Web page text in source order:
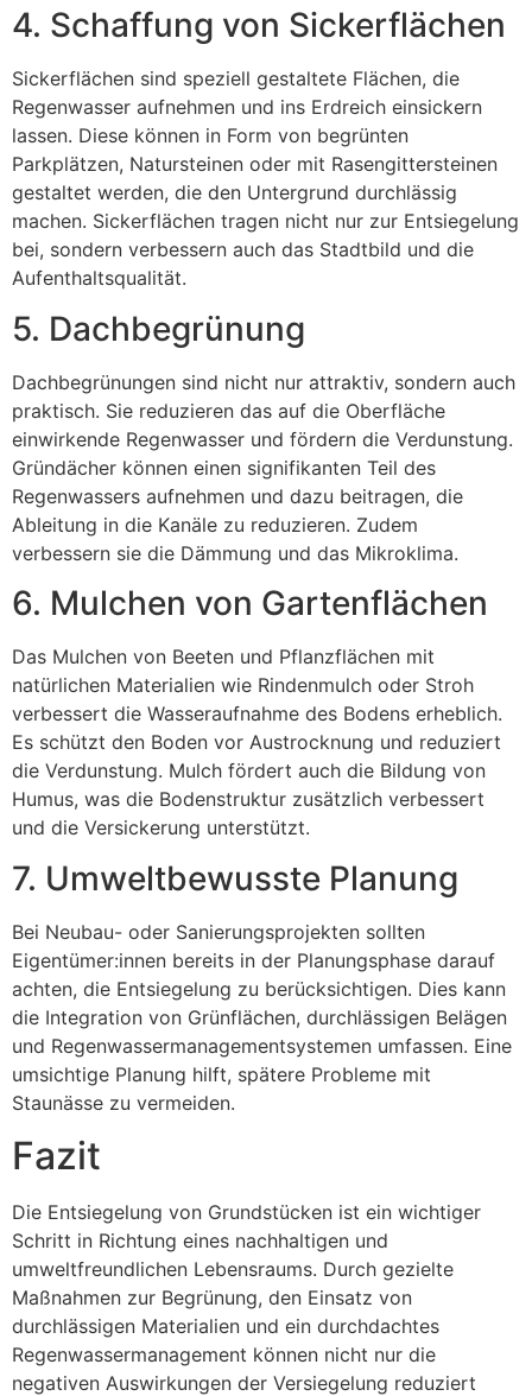
4. Schaffung von Sickerflächen
Sickerflächen sind speziell gestaltete Flächen, die
Regenwasser aufnehmen und ins Erdreich einsickern
lassen. Diese können in Form von begrünten
Parkplätzen, Natursteinen oder mit Rasengittersteinen
gestaltet werden, die den Untergrund durchlässig
machen. Sickerflächen tragen nicht nur zur Entsiegelung
bei, sondern verbessern auch das Stadtbild und die
Aufenthaltsqualität.
5. Dachbegrünung
Dachbegrünungen sind nicht nur attraktiv, sondern auch
praktisch. Sie reduzieren das auf die Oberfläche
einwirkende Regenwasser und fördern die Verdunstung.
Gründächer können einen signifikanten Teil des
Regenwassers aufnehmen und dazu beitragen, die
Ableitung in die Kanäle zu reduzieren. Zudem
verbessern sie die Dämmung und das Mikroklima.
6. Mulchen von Gartenflächen
Das Mulchen von Beeten und Pflanzflächen mit
natürlichen Materialien wie Rindenmulch oder Stroh
verbessert die Wasseraufnahme des Bodens erheblich.
Es schützt den Boden vor Austrocknung und reduziert
die Verdunstung. Mulch fördert auch die Bildung von
Humus, was die Bodenstruktur zusätzlich verbessert
und die Versickerung unterstützt.
7. Umweltbewusste Planung
Bei Neubau- oder Sanierungsprojekten sollten
Eigentümer:innen bereits in der Planungsphase darauf
achten, die Entsiegelung zu berücksichtigen. Dies kann
die Integration von Grünflächen, durchlässigen Belägen
und Regenwassermanagementsystemen umfassen. Eine
umsichtige Planung hilft, spätere Probleme mit
Staunässe zu vermeiden.
Fazit
Die Entsiegelung von Grundstücken ist ein wichtiger
Schritt in Richtung eines nachhaltigen und
umweltfreundlichen Lebensraums. Durch gezielte
Maßnahmen zur Begrünung, den Einsatz von
durchlässigen Materialien und ein durchdachtes
Regenwassermanagement können nicht nur die
negativen Auswirkungen der Versiegelung reduziert